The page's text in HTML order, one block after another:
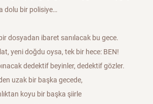
dolu bir polisiye…
dosyadan ibaret sanılacak bu gece.
yeni doğdu oysa, tek bir hece: BEN!
dedektif beyinler, dedektif gözler.
uzak bir başka gecede,
koyu bir başka şiirle